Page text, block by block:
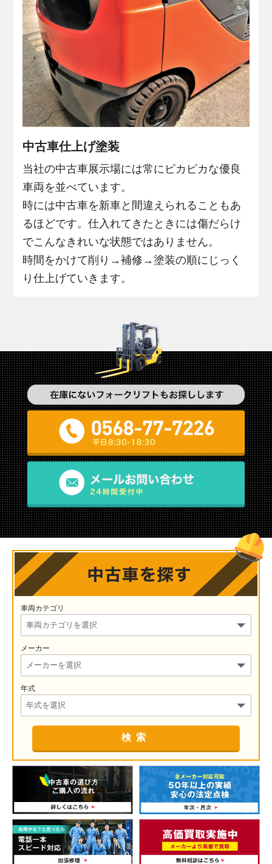
中古車仕上げ塗装
当社の中古車展示場には常にピカピカな優良
車両を並べています。
時には中古車を新車と間違えられることもあ
るほどです。仕入れてきたときには傷だらけ
でこんなきれいな状態ではありません。
時間をかけて削り→補修→塗装の順にじっく
り仕上げていきます。
車両カテゴリ
メーカー
年式
検索